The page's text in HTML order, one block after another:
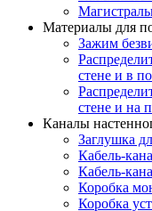
Материалы для
Зажим
стене и в
стене и на
Каналы
Заглушка
Кабель-
Кабель-
Коробка
Коробка